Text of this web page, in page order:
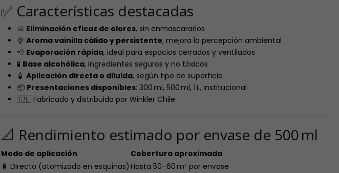
✅ Características destacadas
🧼 Eliminación eficaz de olores, sin enmascararlos
🍨 Aroma vainilla cálido y persistente, mejora la percepción ambiental
💨 Evaporación rápida, ideal para espacios cerrados y ventilados
🧪 Base alcohólica, ingredientes seguros y no tóxicos
🧴 Aplicación directa o diluida, según tipo de superficie
📦 Presentaciones disponibles: 300 ml, 500 ml, 1 L, institucional
🇨🇱 Fabricado y distribuido por Winkler Chile
📐 Rendimiento estimado por envase de 500 ml
Modo de aplicación
Cobertura aproximada
🧴 Directo (atomizado en esquinas) Hasta 50–60 m² por envase